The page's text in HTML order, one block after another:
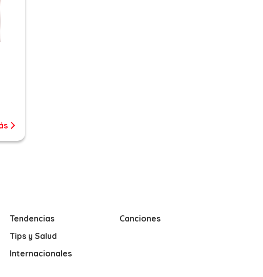
Tendencias
Tips y Salud
Internacionales
Canciones